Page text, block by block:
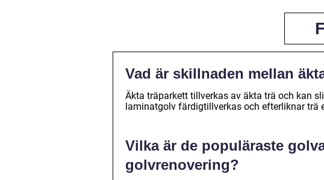
Vad är skillnaden mellan
Äkta träparkett tillverkas av äkta trä och kan
laminatgolv färdigtillverkas och efterliknar trä
Vilka är de populäraste
golvrenovering?